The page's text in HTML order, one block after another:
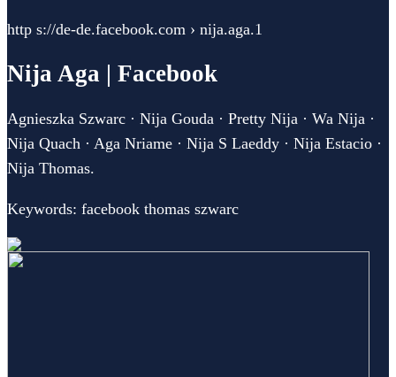
http s://de-de.facebook.com › nija.aga.1
Nija Aga | Facebook
Agnieszka Szwarc · Nija Gouda · Pretty Nija · Wa Nija ·
Nija Quach · Aga Nriame · Nija S Laeddy · Nija Estacio ·
Nija Thomas.
Keywords: facebook thomas szwarc